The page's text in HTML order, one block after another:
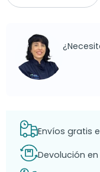
Envíos gratis
Devolución